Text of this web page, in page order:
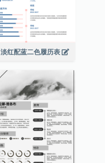
淡红配蓝二色履历表